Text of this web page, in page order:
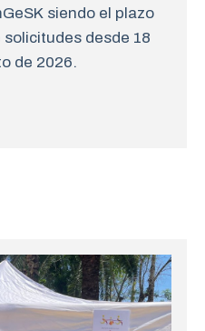
siendo el plazo
desde 18
de 2026.